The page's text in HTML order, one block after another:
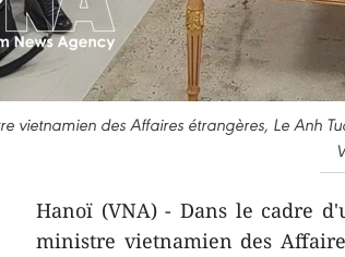
vietnamien des Affaires étrangères, Le Anh
Hanoï (VNA) - Dans le cadre
ministre vietnamien des